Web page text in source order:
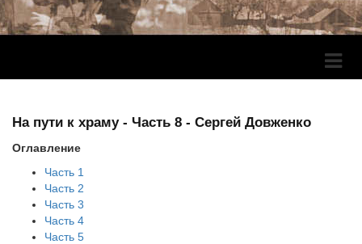
На пути к храму - Часть 8 - Сергей Довженко
Оглавление
Часть 1
Часть 2
Часть 3
Часть 4
Часть 5